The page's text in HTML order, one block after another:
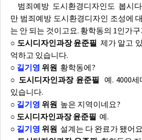
범죄예방 도시환경디자인도 봅시
만 범죄예방 도시환경디자인 조성에
는 안 되는 것이고요. 황학동의 1인가
○ 도시디자인과장 윤준필 제가 알고
억하고 있습니다.
○ 길기영 위원 황학동에?
○ 도시디자인과장 윤준필 예. 4000
있습니다.
○ 길기영 위원 높은 지역이네요?
○ 도시디자인과장 윤준필 예.
○ 길기영 위원 설계는 다 완료가 됐어